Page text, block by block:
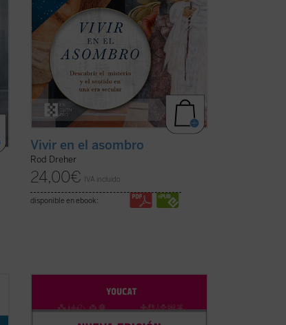
Vivir en el asombro
Rod Dreher
24,00€ IVA incluido
disponible en ebook:
Basado en casi mil preguntas de jóvenes
de más de treinta países, y elaborado por